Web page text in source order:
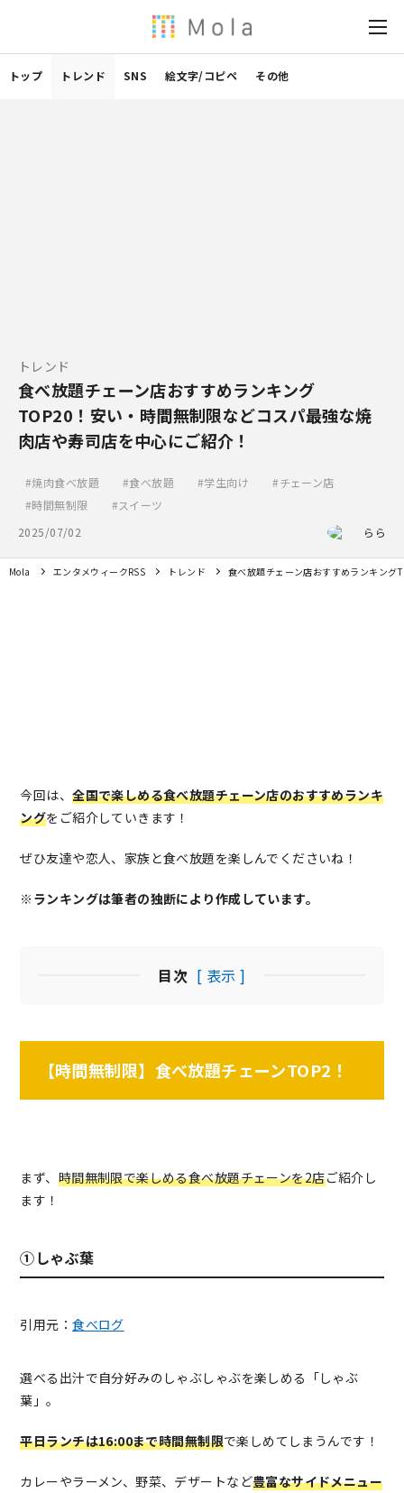
トップ トレンド SNS 絵文字/コピペ その他
トレンド
食べ放題チェーン店おすすめランキング
TOP20！安い・時間無制限などコスパ最強な焼
肉店や寿司店を中心にご紹介！
焼肉食べ放題 食べ放題 学生向け
チェーン店
時間無制限
スイーツ
2025/07/02
らら
Mola エンタメウィークRSS トレンド 食べ放題チェーン店おすすめランキング
今回は、全国で楽しめる食べ放題チェーン店のおすすめランキ
ングをご紹介していきます！
ぜひ友達や恋人、家族と食べ放題を楽しんでくださいね！
※ランキングは筆者の独断により作成しています。
目次 [ 表示 ]
【時間無制限】食べ放題チェーンTOP2！
まず、 時間無制限で楽しめる食べ放題チェーンを2店ご紹介し
ます！
①しゃぶ葉
引用元：食べログ
選べる出汁で自分好みのしゃぶしゃぶを楽しめる「しゃぶ
葉」。
平日ランチは16:00まで時間無制限で楽しめてしまうんです！
カレーやラーメン、野菜、デザートなど豊富なサイドメニュー